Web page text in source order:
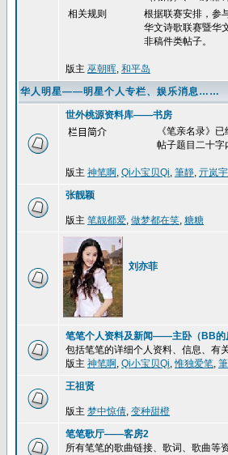
相关规则
根据联赛安排，参
华文诗歌联赛暨华
非稿件类帖子。
版主 巫朝晖, 和平岛
华人明星——明星个人专栏、娱乐消息……
世外桃源资料库——书房
栏目简介
《笔亲名录》
帖子题目二十字
版主 神笔啊, Qi小宝贝Qi, 筆靜, 亓岚宇
张靓颖
版主 笔靓都爱, 做梦都在笑, 糖糖
刘亦菲
笔笔个人资料及新闻——主卧（BB的
包括笔笔的详细个人资料、信息、有
版主 神笔啊, Qi小宝贝Qi,惟独爱笔,
王祖贤
版主 梦中惊倩, 变种甜橙
笔笔歌厅——客房2
所有笔笔的歌曲链接、歌词、歌曲等